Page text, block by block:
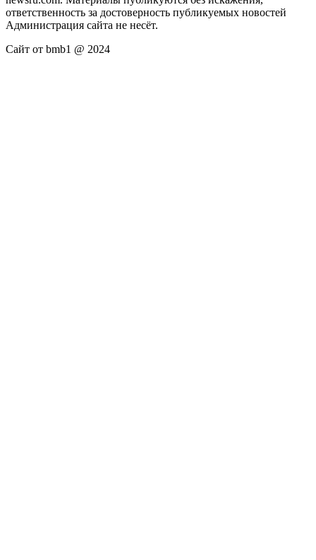
ответственность за достоверность публикуемых новостей
Администрация сайта не несёт.
Сайт от bmb1 @ 2024